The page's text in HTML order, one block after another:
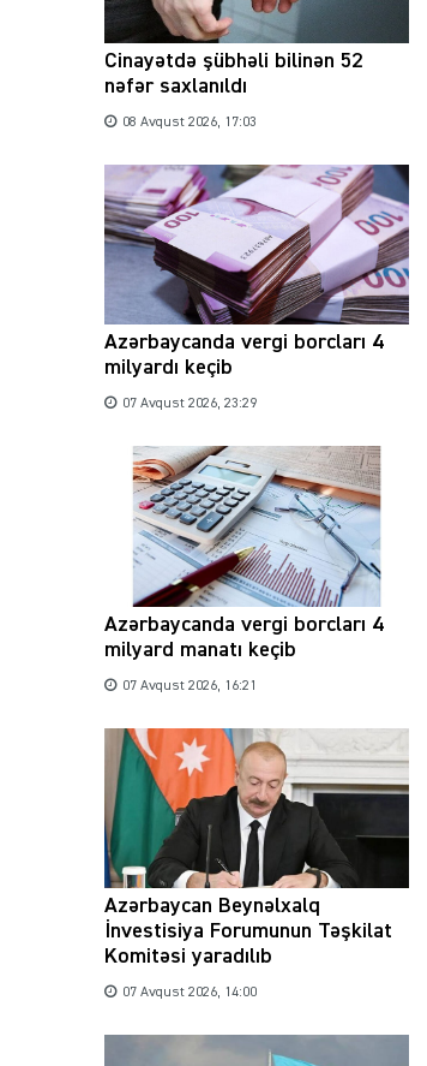
Cinayətdə şübhəli bilinən 52
nəfər saxlanıldı
08 Avqust 2026, 17:03
Azərbaycanda vergi borcları 4
milyardı keçib
07 Avqust 2026, 23:29
Azərbaycanda vergi borcları 4
milyard manatı keçib
07 Avqust 2026, 16:21
Azərbaycan Beynəlxalq
İnvestisiya Forumunun Təşkilat
Komitəsi yaradılıb
07 Avqust 2026, 14:00